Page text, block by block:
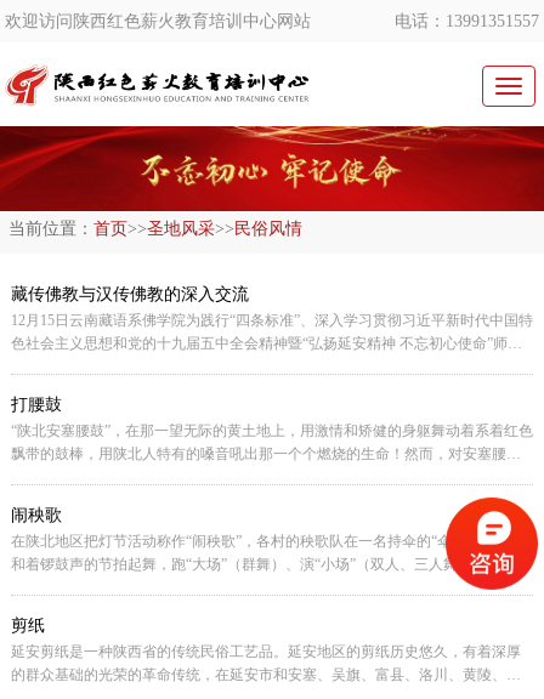
欢迎访问陕西红色薪火教育培训中心网站 电话：13991351557
切
换
导
航
当前位置： 首页>>圣地风采>> 民俗风情
藏传佛教与汉传佛教的深入交流
12月15日云南藏语系佛学院为践行“四条标准”、深入学习贯彻习近平新时代中国特
色社会主义思想和党的十九届五中全会精神暨“弘扬延安精神 不忘初心使命”师资
本次培[详细]
打腰鼓
“陕北安塞腰鼓”，在那一望无际的黄土地上，用激情和矫健的身躯舞动着系着红色
飘带的鼓棒，用陕北人特有的嗓音吼出那一个个燃烧的生命！然而，对安塞腰鼓
闹秧歌
在陕北地区把灯节活动称作“闹秧歌”，各村的秧歌队在一名持伞的“伞头”带领下，
和着锣鼓声的节拍起舞，跑“大场”（群舞）、演“小场”（双人、三人舞），并且到
剪纸
延安剪纸是一种陕西省的传统民俗工艺品。延安地区的剪纸历史悠久，有着深厚
的群众基础的光荣的革命传统，在延安市和安塞、吴旗、富县、洛川、黄陵、延